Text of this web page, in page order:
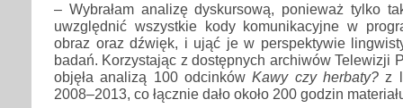
– Wybrałam analizę dyskursową, ponieważ tylko
uwzględnić wszystkie kody komunikacyjne w
obraz oraz dźwięk, i ująć je w perspektywie
badań. Korzystając z dostępnych archiwów Telewizji
objęła analizą 100 odcinkówKawy czy herbaty? z
2008–2013, co łącznie dało około 200 godzin